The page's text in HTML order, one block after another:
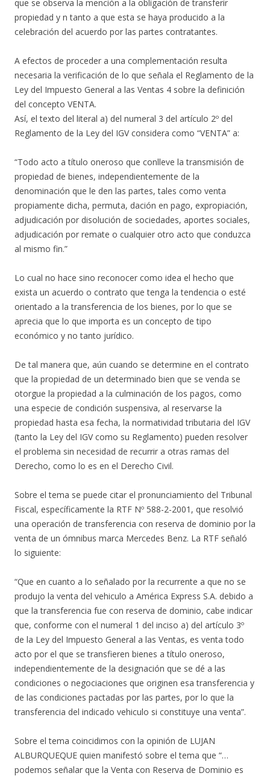
que se observa la mención a la obligación de transferir
propiedad y n tanto a que esta se haya producido a la
celebración del acuerdo por las partes contratantes.
A efectos de proceder a una complementación resulta
necesaria la verificación de lo que señala el Reglamento de la
Ley del Impuesto General a las Ventas 4 sobre la definición
del concepto VENTA.
Así, el texto del literal a) del numeral 3 del artículo 2º del
Reglamento de la Ley del IGV considera como “VENTA” a:
“Todo acto a título oneroso que conlleve la transmisión de
propiedad de bienes, independientemente de la
denominación que le den las partes, tales como venta
propiamente dicha, permuta, dación en pago, expropiación,
adjudicación por disolución de sociedades, aportes sociales,
adjudicación por remate o cualquier otro acto que conduzca
al mismo fin.”
Lo cual no hace sino reconocer como idea el hecho que
exista un acuerdo o contrato que tenga la tendencia o esté
orientado a la transferencia de los bienes, por lo que se
aprecia que lo que importa es un concepto de tipo
económico y no tanto jurídico.
De tal manera que, aún cuando se determine en el contrato
que la propiedad de un determinado bien que se venda se
otorgue la propiedad a la culminación de los pagos, como
una especie de condición suspensiva, al reservarse la
propiedad hasta esa fecha, la normatividad tributaria del IGV
(tanto la Ley del IGV como su Reglamento) pueden resolver
el problema sin necesidad de recurrir a otras ramas del
Derecho, como lo es en el Derecho Civil.
Sobre el tema se puede citar el pronunciamiento del Tribunal
Fiscal, específicamente la RTF Nº 588-2-2001, que resolvió
una operación de transferencia con reserva de dominio por la
venta de un ómnibus marca Mercedes Benz. La RTF señaló
lo siguiente:
“Que en cuanto a lo señalado por la recurrente a que no se
produjo la venta del vehiculo a América Express S.A. debido a
que la transferencia fue con reserva de dominio, cabe indicar
que, conforme con el numeral 1 del inciso a) del artículo 3º
de la Ley del Impuesto General a las Ventas, es venta todo
acto por el que se transfieren bienes a título oneroso,
independientemente de la designación que se dé a las
condiciones o negociaciones que originen esa transferencia y
de las condiciones pactadas por las partes, por lo que la
transferencia del indicado vehiculo si constituye una venta”.
Sobre el tema coincidimos con la opinión de LUJAN
ALBURQUEQUE quien manifestó sobre el tema que “…
podemos señalar que la Venta con Reserva de Dominio es